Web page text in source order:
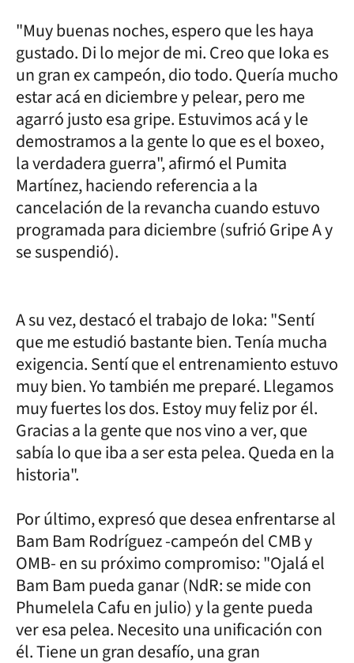
"Muy buenas noches, espero que les haya
gustado. Di lo mejor de mi. Creo que Ioka es
un gran ex campeón, dio todo. Quería mucho
estar acá en diciembre y pelear, pero me
agarró justo esa gripe. Estuvimos acá y le
demostramos a la gente lo que es el boxeo,
la verdadera guerra", afirmó el Pumita
Martínez, haciendo referencia a la
cancelación de la revancha cuando estuvo
programada para diciembre (sufrió Gripe A y
se suspendió).
A su vez, destacó el trabajo de Ioka: "Sentí
que me estudió bastante bien. Tenía mucha
exigencia. Sentí que el entrenamiento estuvo
muy bien. Yo también me preparé. Llegamos
muy fuertes los dos. Estoy muy feliz por él.
Gracias a la gente que nos vino a ver, que
sabía lo que iba a ser esta pelea. Queda en la
historia".
Por último, expresó que desea enfrentarse al
Bam Bam Rodríguez -campeón del CMB y
OMB- en su próximo compromiso: "Ojalá el
Bam Bam pueda ganar (NdR: se mide con
Phumelela Cafu en julio) y la gente pueda
ver esa pelea. Necesito una unificación con
él. Tiene un gran desafío, una gran